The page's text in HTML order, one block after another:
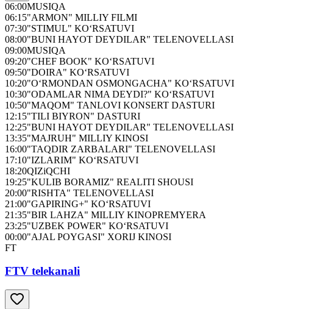
06:00MUSIQA
06:15"ARMON" MILLIY FILMI
07:30"STIMUL" KO‘RSATUVI
08:00"BUNI HAYOT DEYDILAR" TELENOVELLASI
09:00MUSIQA
09:20"CHEF BOOK" KO‘RSATUVI
09:50"DOIRA" KO‘RSATUVI
10:20"O‘RMONDAN OSMONGACHA" KO‘RSATUVI
10:30"ODAMLAR NIMA DEYDI?" KO‘RSATUVI
10:50"MAQOM" TANLOVI KONSERT DASTURI
12:15"TILI BIYRON" DASTURI
12:25"BUNI HAYOT DEYDILAR" TELENOVELLASI
13:35"MAJRUH" MILLIY KINOSI
16:00"TAQDIR ZARBALARI" TELENOVELLASI
17:10"IZLARIM" KO‘RSATUVI
18:20QIZiQCHI
19:25"KULIB BORAMIZ" REALITI SHOUSI
20:00"RISHTA" TELENOVELLASI
21:00"GAPIRING+" KO‘RSATUVI
21:35"BIR LAHZA" MILLIY KINOPREMYERA
23:25"UZBEK POWER" KO‘RSATUVI
00:00"AJAL POYGASI" XORIJ KINOSI
FT
FTV telekanali